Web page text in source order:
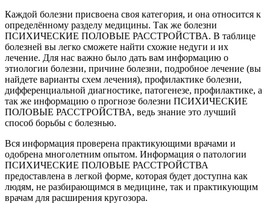
Каждой болезни присвоена своя категория, и она относится к
определённому разделу медицины. Так же болезни
ПСИХИЧЕСКИЕ ПОЛОВЫЕ РАССТРОЙСТВА. В таблице
болезней вы легко сможете найти схожие недуги и их
лечение. Для нас важно было дать вам информацию о
этиологии болезни, причине болезни, подробное лечение (вы
найдете варианты схем лечения), профилактике болезни,
дифференциальной диагностике, патогенезе, профилактике, а
так же информацию о прогнозе болезни ПСИХИЧЕСКИЕ
ПОЛОВЫЕ РАССТРОЙСТВА, ведь знание это лучший
способ борьбы с болезнью.
Вся информация проверена практикующими врачами и
одобрена многолетним опытом. Информация о патологии
ПСИХИЧЕСКИЕ ПОЛОВЫЕ РАССТРОЙСТВА
предоставлена в легкой форме, которая будет доступна как
людям, не разбирающимся в медицине, так и практикующим
врачам для расширения кругозора.